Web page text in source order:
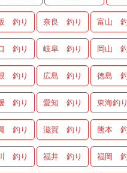
釣り 奈良 釣り 富山
釣り 岐阜 釣り 岡山
釣り 広島 釣り 徳島
釣り 愛知 釣り 東海釣
釣り 滋賀 釣り 熊本
釣り 福井 釣り 福岡